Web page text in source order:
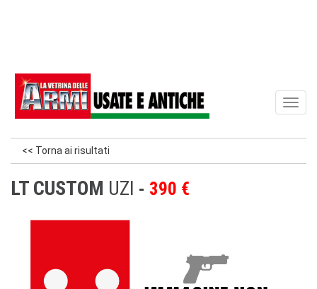
<< Torna ai risultati
LT CUSTOM UZI 390 €